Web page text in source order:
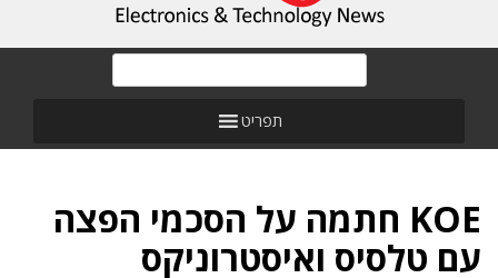
תפריט
KOE חתמה על הסכמי הפצה
עם טלסיס ואיסטרוניקס